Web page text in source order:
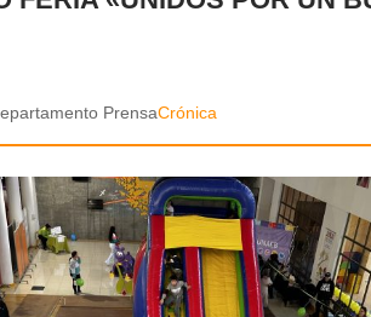
Y CULTURA
FOTOS
PrensaCrónica